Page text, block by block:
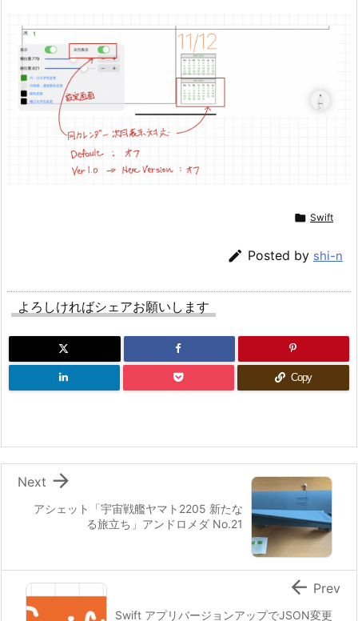
 Swift
 Posted by shi-n
よろしければシェアお願いします
Copy
アシェット「宇宙戦艦ヤマト2205 新たな
る旅立ち」アンドロメダ No.21

Next
Swift アプリバージョンアップでJSON変更
 Prev